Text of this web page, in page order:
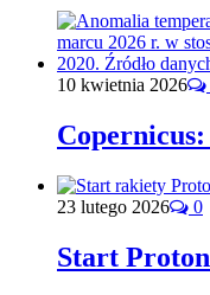
10 kwietnia 2026
23 lutego 2026 0
Start